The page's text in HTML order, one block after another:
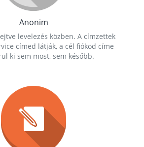
Anonim
levelezés közben. A címzettek
címed látják, a cél fiókod címe
ki sem most, sem később.